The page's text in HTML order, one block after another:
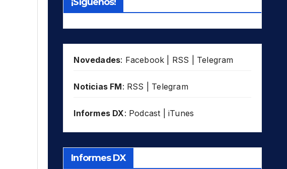
Novedades: Facebook RSS Telegram
Noticias FM: RSS Telegram
Informes DX: Podcast iTunes
Informes DX